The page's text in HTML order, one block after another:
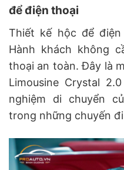
để điện thoại
Thiết kế hộc để
Hành khách không
thoại an toàn. Đây là
Limousine Crystal
nghiệm di chuyển
trong những chuyến